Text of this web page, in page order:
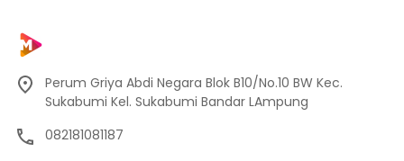
Perum Griya Abdi Negara Blok B10/No.10 BW Kec.
Sukabumi Kel. Sukabumi Bandar LAmpung
082181081187